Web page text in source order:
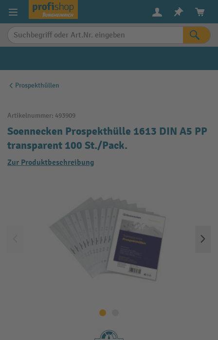
springen
Prospekthüllen
Artikelnummer: 493909
Soennecken Prospekthülle 1613 DIN A5 PP
transparent 100 St./Pack.
Zur Produktbeschreibung